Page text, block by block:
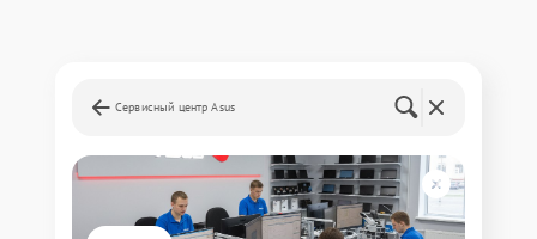
Сервисный центр Asus